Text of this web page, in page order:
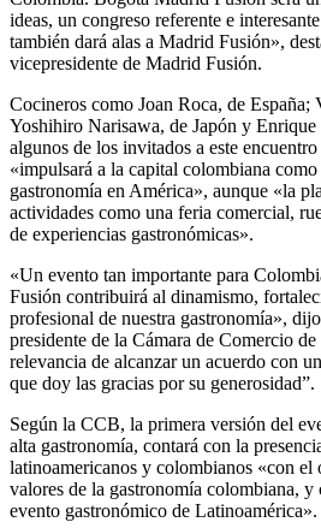
ideas, un congreso referente e
también dará alas a Madrid Fusión»,
vicepresidente de Madrid Fusión.
Cocineros como Joan Roca, de
Yoshihiro Narisawa, de Japón y
algunos de los invitados a este
«impulsará a la capital colombiana
gastronomía en América», aunque «la
actividades como una feria comercial,
de experiencias gastronómicas».
«Un evento tan importante para
Fusión contribuirá al dinamismo,
profesional de nuestra gastronomía»,
presidente de la Cámara de Comercio
relevancia de alcanzar un acuerdo con
que doy las gracias por su generosidad”.
Según la CCB, la primera versión del
alta gastronomía, contará con la
latinoamericanos y colombianos «con
valores de la gastronomía colombiana,
evento gastronómico de Latinoamérica».